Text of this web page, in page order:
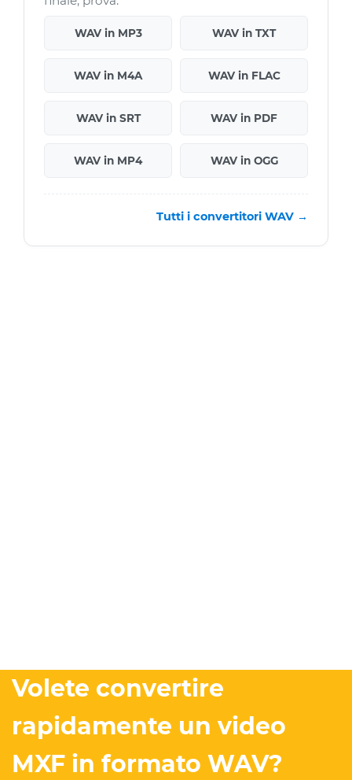
WAV in MP3 WAV in TXT
WAV in M4A WAV in FLAC
WAV in SRT WAV in PDF
WAV in MP4 WAV in OGG
Tutti i convertitori WAV →
Volete convertire
rapidamente un video
MXF in formato WAV?